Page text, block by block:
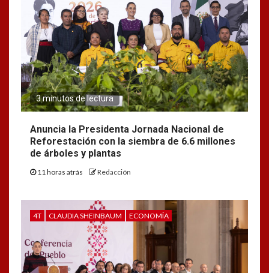
3 minutos de lectura
Anuncia la Presidenta Jornada Nacional de
Reforestación con la siembra de 6.6 millones
de árboles y plantas
11 horas atrás Redacción
4T CLAUDIA SHEINBAUM ECONOMÍA